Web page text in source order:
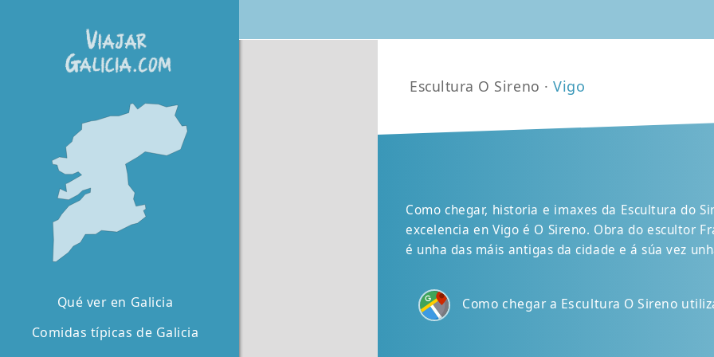
Escultura O Sireno ·Vigo
Como chegar, historia e imaxes da Escultura do
excelencia en Vigo é O Sireno. Obra do escultor
é unha das máis antigas da cidade e á súa vez
Como chegar a Escultura O Sireno
Qué ver en Galicia
Comidas típicas de Galicia